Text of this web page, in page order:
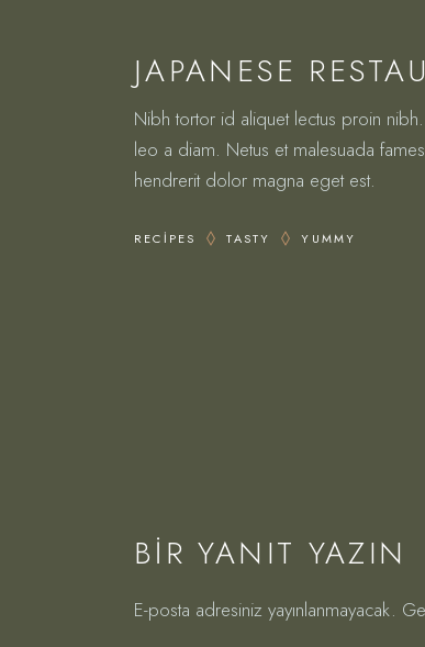
JAPANESE
Nibh tortor id aliquet lectus proin
leo a diam. Netus et malesuada
hendrerit dolor magna eget est.
RECIPES TASTY YUMMY
BIR YANIT YAZIN
E-posta adresiniz yayınlanmayacak.